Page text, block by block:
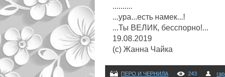
..........
...ура...есть намек...!
...Ты ВЕЛИК, бесспорно!...
19.08.2019
(с) Жанна Чайка
ПЕРО И ЧЕРНИЛА 243